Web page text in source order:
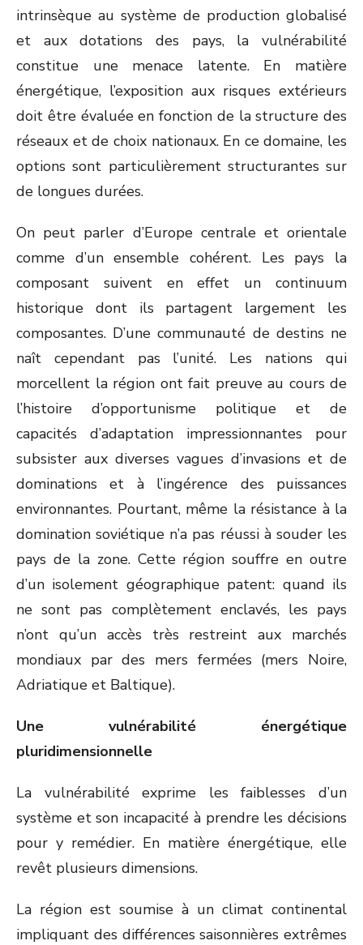
intrinsèque au système de production globalisé
et aux dotations des pays, la vulnérabilité
constitue une menace latente. En matière
énergétique, l’exposition aux risques extérieurs
doit être évaluée en fonction de la structure des
réseaux et de choix nationaux. En ce domaine, les
options sont particulièrement structurantes sur
de longues durées.
On peut parler d’Europe centrale et orientale
comme d’un ensemble cohérent. Les pays la
composant suivent en effet un continuum
historique dont ils partagent largement les
composantes. D’une communauté de destins ne
naît cependant pas l’unité. Les nations qui
morcellent la région ont fait preuve au cours de
l’histoire d’opportunisme politique et de
capacités d’adaptation impressionnantes pour
subsister aux diverses vagues d’invasions et de
dominations et à l’ingérence des puissances
environnantes. Pourtant, même la résistance à la
domination soviétique n’a pas réussi à souder les
pays de la zone. Cette région souffre en outre
d’un isolement géographique patent: quand ils
ne sont pas complètement enclavés, les pays
n’ont qu’un accès très restreint aux marchés
mondiaux par des mers fermées (mers Noire,
Adriatique et Baltique).
Une vulnérabilité énergétique
pluridimensionnelle
La vulnérabilité exprime les faiblesses d’un
système et son incapacité à prendre les décisions
pour y remédier. En matière énergétique, elle
revêt plusieurs dimensions.
La région est soumise à un climat continental
impliquant des différences saisonnières extrêmes